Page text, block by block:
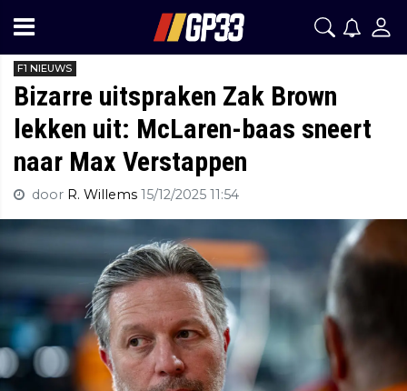
F1 NIEUWS
Bizarre uitspraken Zak Brown
lekken uit: McLaren-baas sneert
naar Max Verstappen
door R. Willems 15/12/2025 11:54